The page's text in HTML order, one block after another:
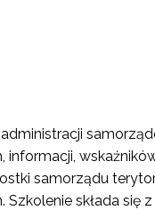
pedagogicznego"
– Etap I, II i III"
samorządu
składa się